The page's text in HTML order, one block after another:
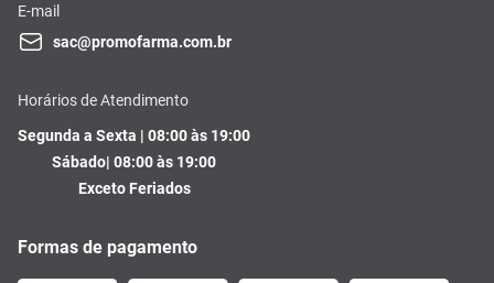
E-mail
sac@promofarma.com.br
Horários de Atendimento
Segunda a Sexta | 08:00 às 19:00
Sábado| 08:00 às 19:00
Exceto Feriados
Formas de pagamento